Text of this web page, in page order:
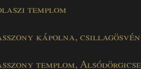
templom
kápolna,
templom, Alsódörgicse